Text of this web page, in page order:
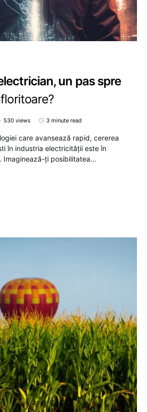
un pas spre
530 views 3 minute read
care avansează rapid, cererea
în industria electricității este în
Imaginează-ți posibilitatea…